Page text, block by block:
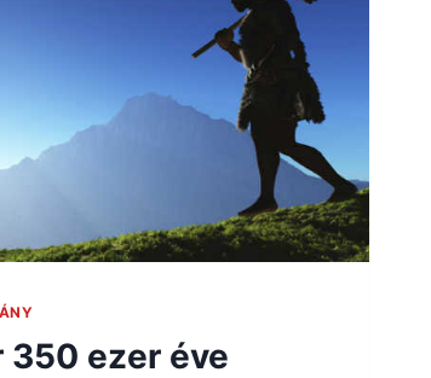
350 ezer éve